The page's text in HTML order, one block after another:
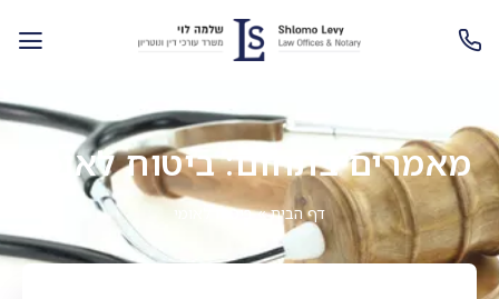
מאמרים בתחום: ביטוח לאומי
דף הבית»ביטוח לאומי